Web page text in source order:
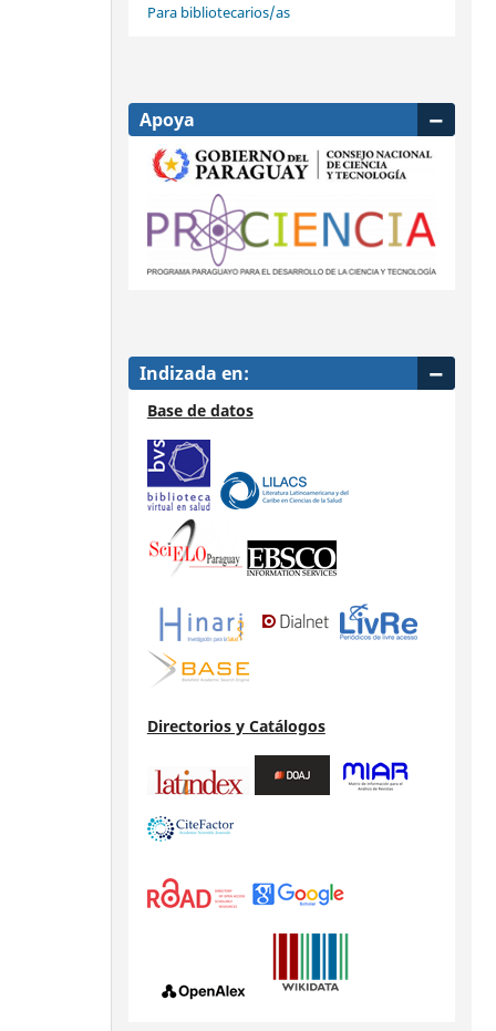
Para bibliotecarios/as
Apoya
Indizada en:
Base de datos
Directorios y Catálogos